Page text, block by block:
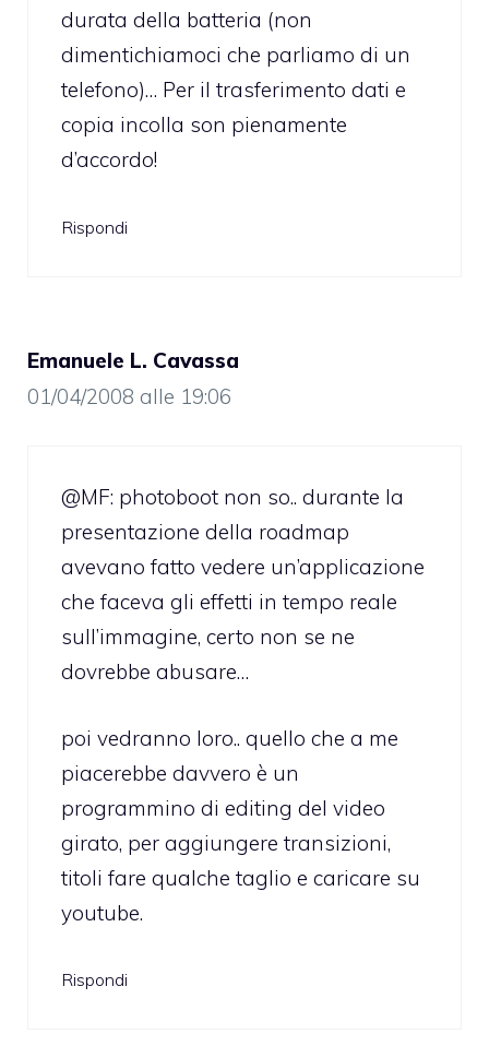
durata della batteria (non
dimentichiamoci che parliamo di un
telefono)… Per il trasferimento dati e
copia incolla son pienamente
d’accordo!
Rispondi
Emanuele L. Cavassa
01/04/2008 alle 19:06
@MF: photoboot non so.. durante la
presentazione della roadmap
avevano fatto vedere un’applicazione
che faceva gli effetti in tempo reale
sull’immagine, certo non se ne
dovrebbe abusare…
poi vedranno loro.. quello che a me
piacerebbe davvero è un
programmino di editing del video
girato, per aggiungere transizioni,
titoli fare qualche taglio e caricare su
youtube.
Rispondi